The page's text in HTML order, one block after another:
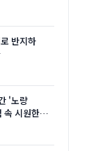
반지하
'노량
시원한